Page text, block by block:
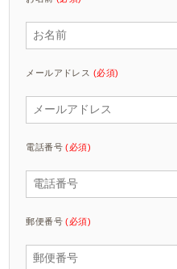
メールアドレス (必須)
電話番号(必須)
郵便番号(必須)